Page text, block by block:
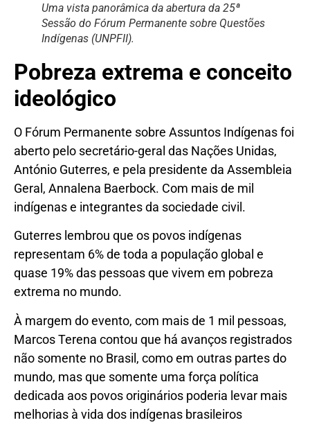
Uma vista panorâmica da abertura da 25ª
Sessão do Fórum Permanente sobre Questões
Indígenas (UNPFII).
Pobreza extrema e conceito
ideológico
O Fórum Permanente sobre Assuntos Indígenas foi
aberto pelo secretário-geral das Nações Unidas,
António Guterres, e pela presidente da Assembleia
Geral, Annalena Baerbock. Com mais de mil
indígenas e integrantes da sociedade civil.
Guterres lembrou que os povos indígenas
representam 6% de toda a população global e
quase 19% das pessoas que vivem em pobreza
extrema no mundo.
À margem do evento, com mais de 1 mil pessoas,
Marcos Terena contou que há avanços registrados
não somente no Brasil, como em outras partes do
mundo, mas que somente uma força política
dedicada aos povos originários poderia levar mais
melhorias à vida dos indígenas brasileiros